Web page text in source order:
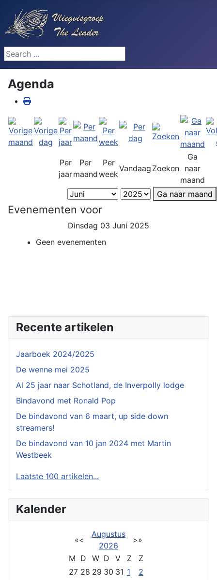
Search ...
Agenda
Per
jaar
Per
maand
Per
week
Vandaag Zoeken
Ga
naar
maand
Ga naar maand
Evenementen voor
Dinsdag 03 Juni 2025
Geen evenementen
Recente artikelen
Jaarboek 2024/2025
De wenne mei 2025
Al 25 jaar naar Schotland, de Inverpolly lodge
Bindavond met Ronald Pop
De bindavond van 6 maart, up side down
streamers!
De bindavond van 10 jan 2024 met Martin
Westbeek
Laatste 100 artikelen...
Kalender
«<
Augustus
2026
>»
M D W D V Z
Z
27 28 29 30 31 1
2